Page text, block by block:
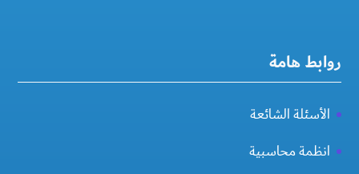
روابط هامة
الأسئلة الشائعة
انظمة محاسبية